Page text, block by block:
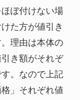
ぼ付けない場
た方が値引き
理由は本体の
き額がそれぞ
。なので上記
」それぞれ値